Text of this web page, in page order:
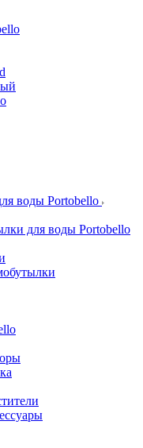
воды Portobello
для воды Portobello